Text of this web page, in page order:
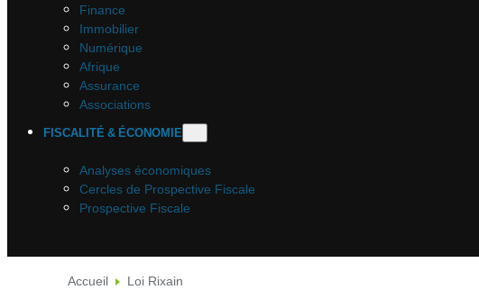
Finance
Immobilier
Numérique
Afrique
Assurance
Associations
FISCALITÉ & ÉCONOMIE
Analyses économiques
Cercles de Prospective Fiscale
Prospective Fiscale
Accueil Loi Rixain